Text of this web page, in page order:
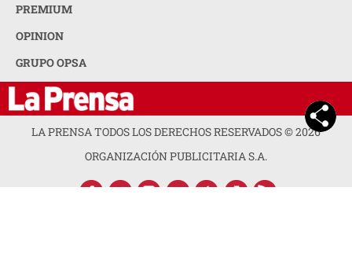
PREMIUM
OPINION
GRUPO OPSA
LA PRENSA TODOS LOS DERECHOS RESERVADOS ©2026
ORGANIZACIÓN PUBLICITARIA S.A.